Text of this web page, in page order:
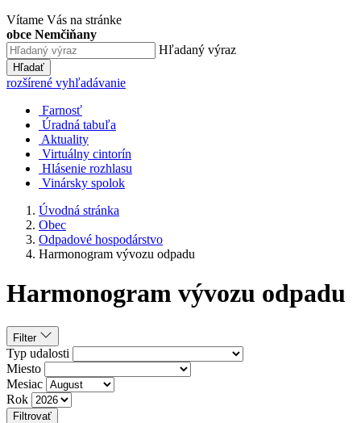
Vítame Vás na stránke
obce Nemčiňany
Hľadaný výraz
Hľadať
rozšírené vyhľadávanie
Farnosť
Úradná tabuľa
Aktuality
Virtuálny cintorín
Hlásenie rozhlasu
Vinársky spolok
Úvodná stránka
Obec
Odpadové hospodárstvo
Harmonogram vývozu odpadu
Harmonogram vývozu odpadu
Filter
Typ udalosti
Miesto
Mesiac
Rok
Filtrovať